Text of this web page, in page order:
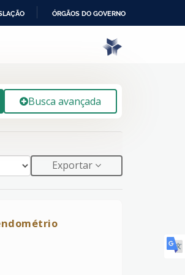
ÓRGÃOS DO GOVERNO
Busca avançada
Exportar